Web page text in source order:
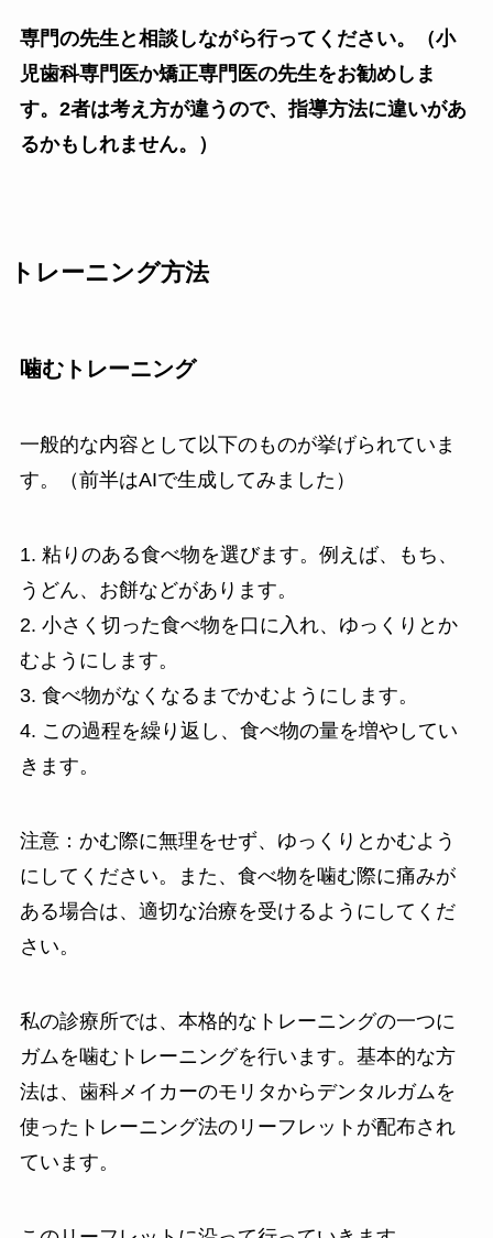
専門の先生と相談しながら行ってください。（小
児歯科専門医か矯正専門医の先生をお勧めしま
す。2者は考え方が違うので、指導方法に違いがあ
るかもしれません。）
トレーニング方法
噛むトレーニング
一般的な内容として以下のものが挙げられていま
す。（前半はAIで生成してみました）
1. 粘りのある食べ物を選びます。例えば、もち、
うどん、お餅などがあります。
2. 小さく切った食べ物を口に入れ、ゆっくりとか
むようにします。
3. 食べ物がなくなるまでかむようにします。
4. この過程を繰り返し、食べ物の量を増やしてい
きます。
注意：かむ際に無理をせず、ゆっくりとかむよう
にしてください。また、食べ物を噛む際に痛みが
ある場合は、適切な治療を受けるようにしてくだ
さい。
私の診療所では、本格的なトレーニングの一つに
ガムを噛むトレーニングを行います。基本的な方
法は、歯科メイカーのモリタからデンタルガムを
使ったトレーニング法のリーフレットが配布され
ています。